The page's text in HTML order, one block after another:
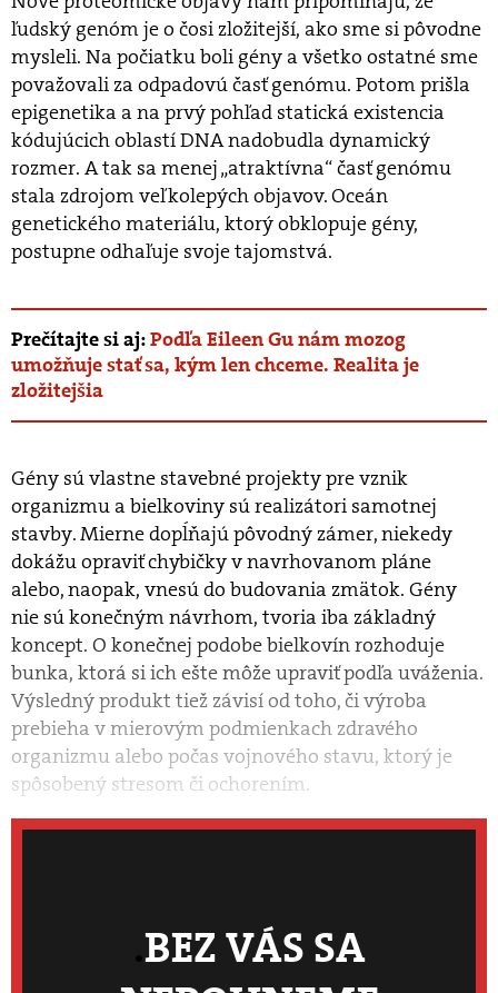
ľudský genóm je o čosi zložitejší, ako sme si pôvodne
mysleli. Na počiatku boli gény a všetko ostatné sme
považovali za odpadovú časť genómu. Potom prišla
epigenetika a na prvý pohľad statická existencia
kódujúcich oblastí DNA nadobudla dynamický
rozmer. A tak sa menej „atraktívna“ časť genómu
stala zdrojom veľkolepých objavov. Oceán
genetického materiálu, ktorý obklopuje gény,
postupne odhaľuje svoje tajomstvá.
Prečítajte si aj:Podľa Eileen Gu nám mozog
umožňuje stať sa, kým len chceme. Realita je
zložitejšia
Gény sú vlastne stavebné projekty pre vznik
organizmu a bielkoviny sú realizátori samotnej
stavby. Mierne dopĺňajú pôvodný zámer, niekedy
dokážu opraviť chybičky v navrhovanom pláne
alebo, naopak, vnesú do budovania zmätok. Gény
nie sú konečným návrhom, tvoria iba základný
koncept. O konečnej podobe bielkovín rozhoduje
bunka, ktorá si ich ešte môže upraviť podľa uváženia.
Výsledný produkt tiež závisí od toho, či výroba
prebieha v mierovým podmienkach zdravého
organizmu alebo počas vojnového stavu, ktorý je
spôsobený stresom či ochorením.
BEZ VÁS SA